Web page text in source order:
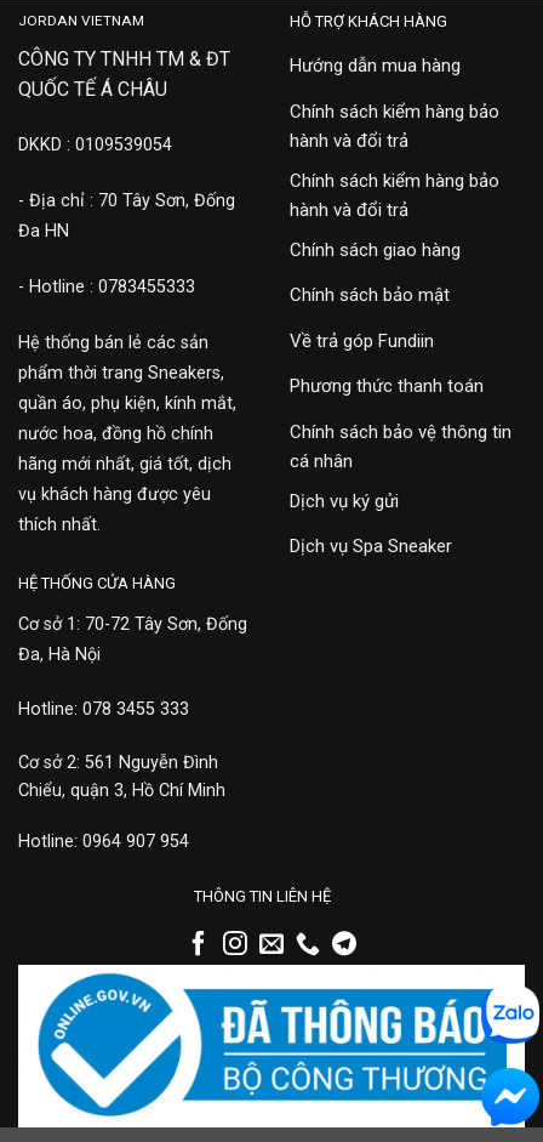
JORDAN VIETNAM
CÔNG TY TNHH TM & ĐT
QUỐC TẾ Á CHÂU
DKKD : 0109539054
- Địa chỉ : 70 Tây Sơn, Đống
Đa HN
- Hotline : 0783455333
Hệ thống bán lẻ các sản
phẩm thời trang Sneakers,
quần áo, phụ kiện, kính mắt,
nước hoa, đồng hồ chính
hãng mới nhất, giá tốt, dịch
vụ khách hàng được yêu
thích nhất.
HỖ TRỢ KHÁCH HÀNG
Hướng dẫn mua hàng
Chính sách kiểm hàng bảo
hành và đổi trả
Chính sách kiểm hàng bảo
hành và đổi trả
Chính sách giao hàng
Chính sách bảo mật
Về trả góp Fundiin
Phương thức thanh toán
Chính sách bảo vệ thông tin
cá nhân
Dịch vụ ký gửi
Dịch vụ Spa Sneaker
HỆ THỐNG CỬA HÀNG
Cơ sở 1: 70-72 Tây Sơn, Đống
Đa, Hà Nội
Hotline: 078 3455 333
Cơ sở 2: 561 Nguyễn Đình
Chiểu, quận 3, Hồ Chí Minh
Hotline: 0964 907 954
THÔNG TIN LIÊN HỆ